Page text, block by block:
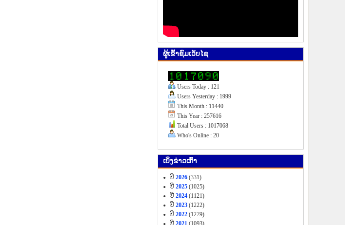
ຜູ້​ເຂົ້າ​ຊົມ​ເວັບ​ໄຊ
Users Today : 121
Users Yesterday : 1999
This Month : 11440
This Year : 257616
Total Users : 1017068
Who's Online : 20
ເບິ່ງ​ຂ່າວ​ເກົ່າ
ປີ 2026 (331)
ປີ 2025 (1025)
ປີ 2024 (1121)
ປີ 2023 (1222)
ປີ 2022 (1279)
ປີ 2021 (1093)